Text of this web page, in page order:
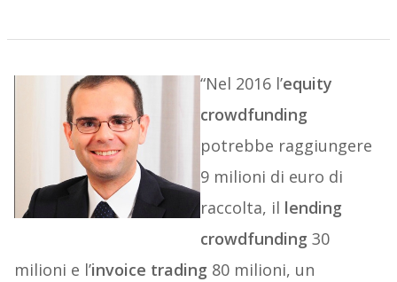
“Nel 2016 l’equity
crowdfunding
potrebbe raggiungere
9 milioni di euro di
raccolta, il lending
crowdfunding 30
milioni e l’invoice trading 80 milioni, un